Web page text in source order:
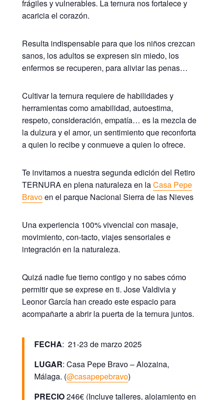
frágiles y vulnerables. La ternura nos fortalece y
acaricia el corazón.
Resulta indispensable para que los niños crezcan
sanos, los adultos se expresen sin miedo, los
enfermos se recuperen, para aliviar las penas…
Cultivar la ternura requiere de habilidades y
herramientas como amabilidad, autoestima,
respeto, consideración, empatía… es la mezcla de
la dulzura y el amor, un sentimiento que reconforta
a quien lo recibe y conmueve a quien lo ofrece.
Te invitamos a nuestra segunda edición del Retiro
TERNURA en plena naturaleza en laCasa Pepe
Bravoen el parque Nacional Sierra de las Nieves
Una experiencia 100% vivencial con masaje,
movimiento, con-tacto, viajes sensoriales e
integración en la naturaleza.
Quizá nadie fue tierno contigo y no sabes cómo
permitir que se exprese en ti. Jose Valdivia y
Leonor García han creado este espacio para
acompañarte a abrir la puerta de la ternura juntos.
FECHA: 21-23 de marzo 2025
LUGAR: Casa Pepe Bravo – Alozaina,
Málaga. (@casapepebravo)
PRECIO246€ (Incluye talleres, alojamiento en